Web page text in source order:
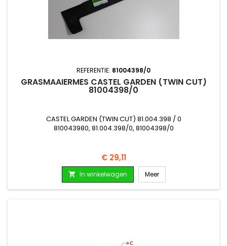
REFERENTIE: 81004398/0
GRASMAAIERMES CASTEL GARDEN (TWIN CUT)
81004398/0
CASTEL GARDEN (TWIN CUT) 81.004.398 / 0
810043980, 81.004.398/0, 81004398/0
Prijs
€ 29,11
 In winkelwagen Meer